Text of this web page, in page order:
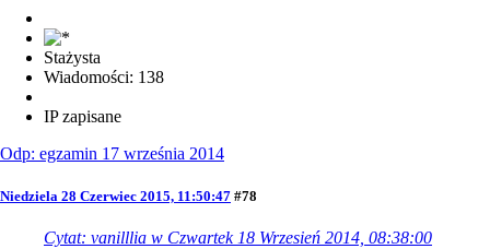
Stażysta
Wiadomości: 138
IP zapisane
Odp: egzamin 17 września 2014
Niedziela 28 Czerwiec 2015, 11:50:47 #78
Cytat: vanilllia w Czwartek 18 Wrzesień 2014, 08:38:00